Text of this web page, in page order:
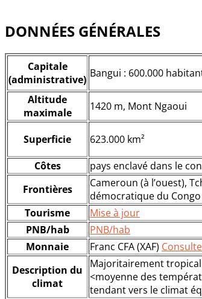
DONNÉES GÉNÉRALES
Capitale
(administrative) Bangui : 600.000
Altitude
maximale
1420 m, Mont Ngaoui
Superficie
623.000 km²
Côtes
pays enclavé dans le
Frontières
Cameroun (à l’ouest),
démocratique du
Tourisme
Mise à jour
PNB/hab
PNB/hab
Monnaie
Franc CFA (XAF)
Description du
climat
Majoritairement tropical
<moyenne des
tendant vers le climat